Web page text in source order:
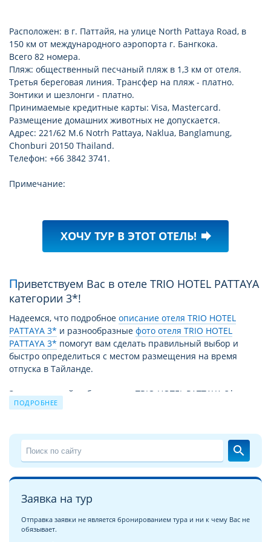
Расположен: в г. Паттайя, на улице North Pattaya Road, в
150 км от международного аэропорта г. Бангкока.
Всего 82 номера.
Пляж: общественный песчаный пляж в 1,3 км от отеля.
Третья береговая линия. Трансфер на пляж - платно.
Зонтики и шезлонги - платно.
Принимаемые кредитные карты: Visa, Mastercard.
Размещение домашних животных не допускается.
Адрес: 221/62 M.6 Notrh Pattaya, Naklua, Banglamung,
Chonburi 20150 Thailand.
Телефон: +66 3842 3741.
Примечание:
ХОЧУ ТУР В ЭТОТ ОТЕЛЬ! forward
Приветствуем Вас в отеле TRIO HOTEL PATTAYA
категории 3*!
Надеемся, что подробное описание отеля TRIO HOTEL
PATTAYA 3* и разнообразные фото отеля TRIO HOTEL
PATTAYA 3* помогут вам сделать правильный выбор и
быстро определиться с местом размещения на время
отпуска в Тайланде.
За время своей работы отель TRIO HOTEL PATTAYA 3*
принял уже немало отдыхающих. Причиной этому не
для отдыха, но и выгодное для туристов сочетание цены –
качества. Благодаря этому путевка в TRIO HOTEL PATTAYA
3* из года в год продолжает пользоваться спросом.
Чудесный отдых в отеле TRIO HOTEL PATTAYA 3* на курорте
Центральная Паттайя
решение для экономных, поскольку соотношение цена/
качество и уровень сервиса в отеле TRIO HOTEL PATTAYA 3*
полностью соответствуют уровню 3 звезды. Вообще,
ПОДРОБНЕЕ
search
Заявка на тур
Отправка заявки не является бронированием тура и ни к чему Вас не
обязывает.